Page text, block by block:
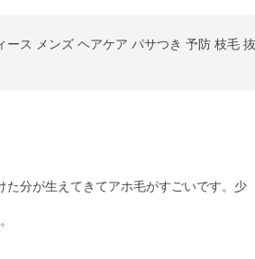
ス メンズ ヘアケア パサつき 予防 枝毛
分が生えてきてアホ毛がすごいです。少